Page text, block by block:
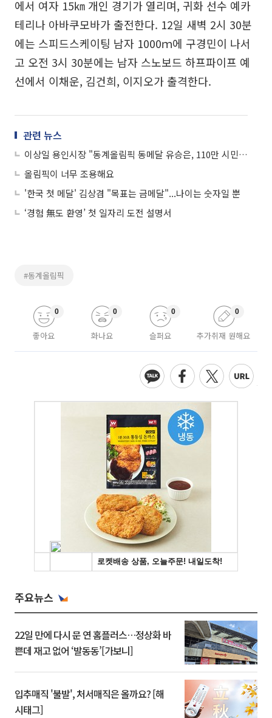
에서 여자 15㎞ 개인 경기가 열리며, 귀화 선수 예카
테리나 아바쿠모바가 출전한다. 12일 새벽 2시 30분
에는 스피드스케이팅 남자 1000ｍ에 구경민이 나서
고 오전 3시 30분에는 남자 스노보드 하프파이프 예
선에서 이채운, 김건희, 이지오가 출격한다.
관련 뉴스
이상일 용인시장 "동계올림픽 동메달 유승은, 110만 시민의 자랑"…첫 출전서 역대급 쾌거
올림픽이 너무 조용해요
'한국 첫 메달' 김상겸 "목표는 금메달"...나이는 숫자일 뿐
‘경험 無도 환영’ 첫 일자리 도전 설명서
#동계올림픽
좋아요
0
화나요
0
슬퍼요
0
추가취재 원해요
0
주요뉴스
22일 만에 다시 문 연 홈플러스…정상화 바
쁜데 재고 없어 ‘발동동’[가보니]
입추매직 '불발', 처서매직은 올까요? [해
시태그]